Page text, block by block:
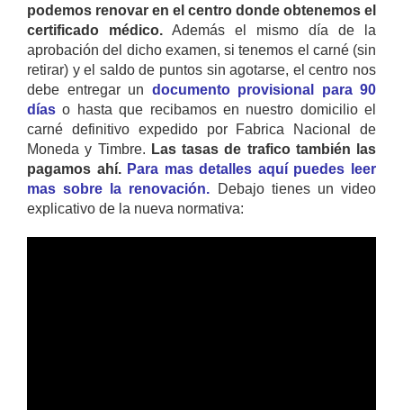
podemos renovar en el centro donde obtenemos el
certificado médico. Además el mismo día de la
aprobación del dicho examen, si tenemos el carné (sin
retirar) y el saldo de puntos sin agotarse, el centro nos
debe entregar un documento provisional para 90
días o hasta que recibamos en nuestro domicilio el
carné definitivo expedido por Fabrica Nacional de
Moneda y Timbre. Las tasas de trafico también las
pagamos ahí. Para mas detalles aquí puedes leer
mas sobre la renovación. Debajo tienes un video
explicativo de la nueva normativa: